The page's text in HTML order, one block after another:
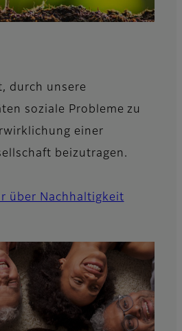
durch unsere
soziale Probleme zu
einer
beizutragen.
über Nachhaltigkeit